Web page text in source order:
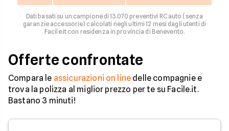
Dati basati su un campione di 13.070 preventivi RC auto (senza
garanzie accessorie) calcolati negli ultimi 12 mesi dagli utenti di
Facile.it con residenza in provincia di Benevento.
Offerte confrontate
Compara le assicurazioni on line delle compagnie e
trova la polizza al miglior prezzo per te su Facile.it.
Bastano 3 minuti!